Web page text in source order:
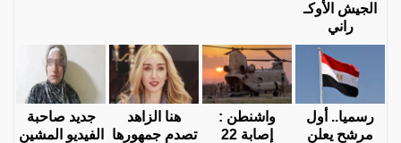
الجيش الأوكـ
راني
رسميا.. أول
مرشح يعلن
واشنطن :
إصابة 22
هنا الزاهد
تصدم جمهورها
جديد صاحبة
الفيديو المشين